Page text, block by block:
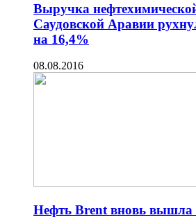
Выручка
Саудовской Аравии
на 16,4%
08.08.2016
Нефть Brent вновь вышла